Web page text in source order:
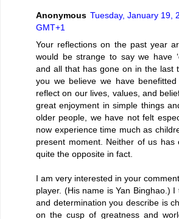
Anonymous Tuesday, January 19,
GMT+1
Your reflections on the past year
would be strange to say we have
and all that has gone on in the last
you we believe we have
reflect on our lives, values, and
great enjoyment in simple things
older people, we have not felt
now experience time much as
present moment. Neither of us has
quite the opposite in fact.
I am very interested in your
player. (His name is Yan Binghao.)
and determination you describe is
on the cusp of greatness and